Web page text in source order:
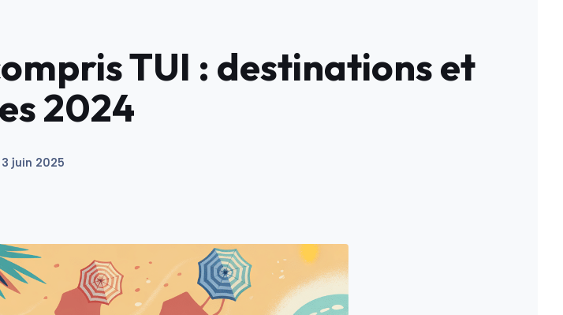
TUI : destinations et
2024
3 juin 2025